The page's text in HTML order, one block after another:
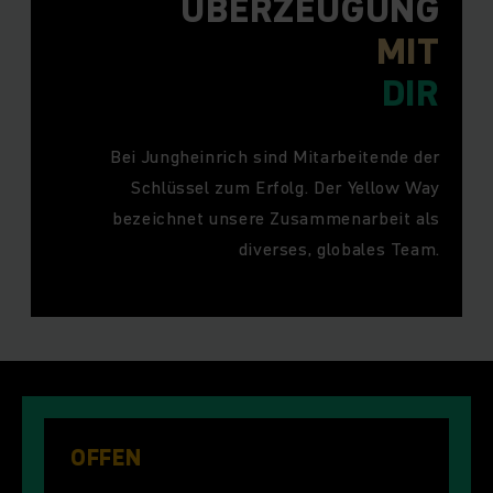
MIT
DIR
Bei Jungheinrich sind Mitarbeitende der
Schlüssel zum Erfolg. Der Yellow Way
bezeichnet unsere Zusammenarbeit als
diverses, globales Team.
OFFEN